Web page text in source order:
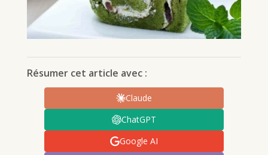
Résumer cet article avec :
Claude
ChatGPT
Google AI